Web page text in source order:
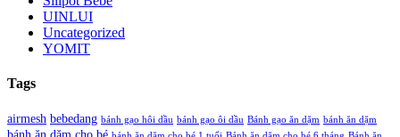
UINLUI
Uncategorized
YOMIT
Tags
airmesh bebedang bánh gạo hôi dầu bánh gạo ôi dầu Bánh gạo ăn dặm bánh ăn dặm